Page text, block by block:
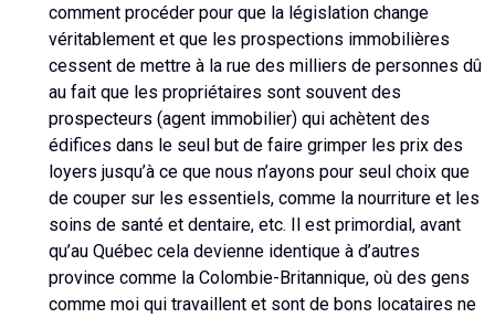
comment procéder pour que la législation change
véritablement et que les prospections immobilières
cessent de mettre à la rue des milliers de personnes dû
au fait que les propriétaires sont souvent des
prospecteurs (agent immobilier) qui achètent des
édifices dans le seul but de faire grimper les prix des
loyers jusqu’à ce que nous n’ayons pour seul choix que
de couper sur les essentiels, comme la nourriture et les
soins de santé et dentaire, etc. Il est primordial, avant
qu’au Québec cela devienne identique à d’autres
province comme la Colombie-Britannique, où des gens
comme moi qui travaillent et sont de bons locataires ne